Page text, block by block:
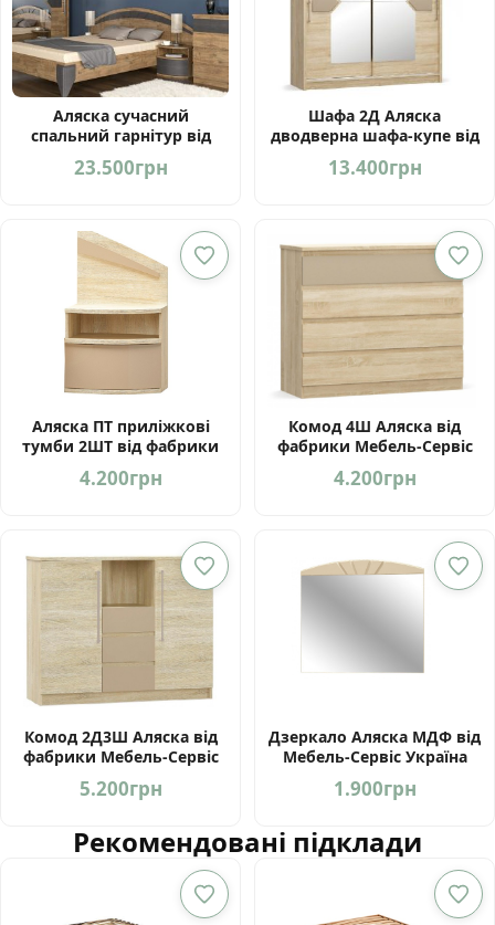
Аляска сучасний
спальний гарнітур від
23.500грн
Шафа 2Д Аляска
дводверна шафа-купе від
13.400грн
Аляска ПТ приліжкові
тумби 2ШТ від фабрики
4.200грн
Комод 4Ш Аляска від
фабрики Мебель-Сервіс
4.200грн
Комод 2Д3Ш Аляска від
фабрики Мебель-Сервіс
5.200грн
Дзеркало Аляска МДФ від
Мебель-Сервіс Україна
1.900грн
Рекомендовані підклади